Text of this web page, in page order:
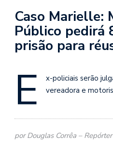
Caso Marielle:
Público pedirá
prisão para
E
x-policiais serão
vereadora e
por Douglas Corrêa –